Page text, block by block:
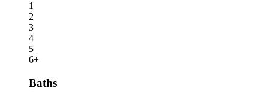
1
2
3
4
5
6+
Baths